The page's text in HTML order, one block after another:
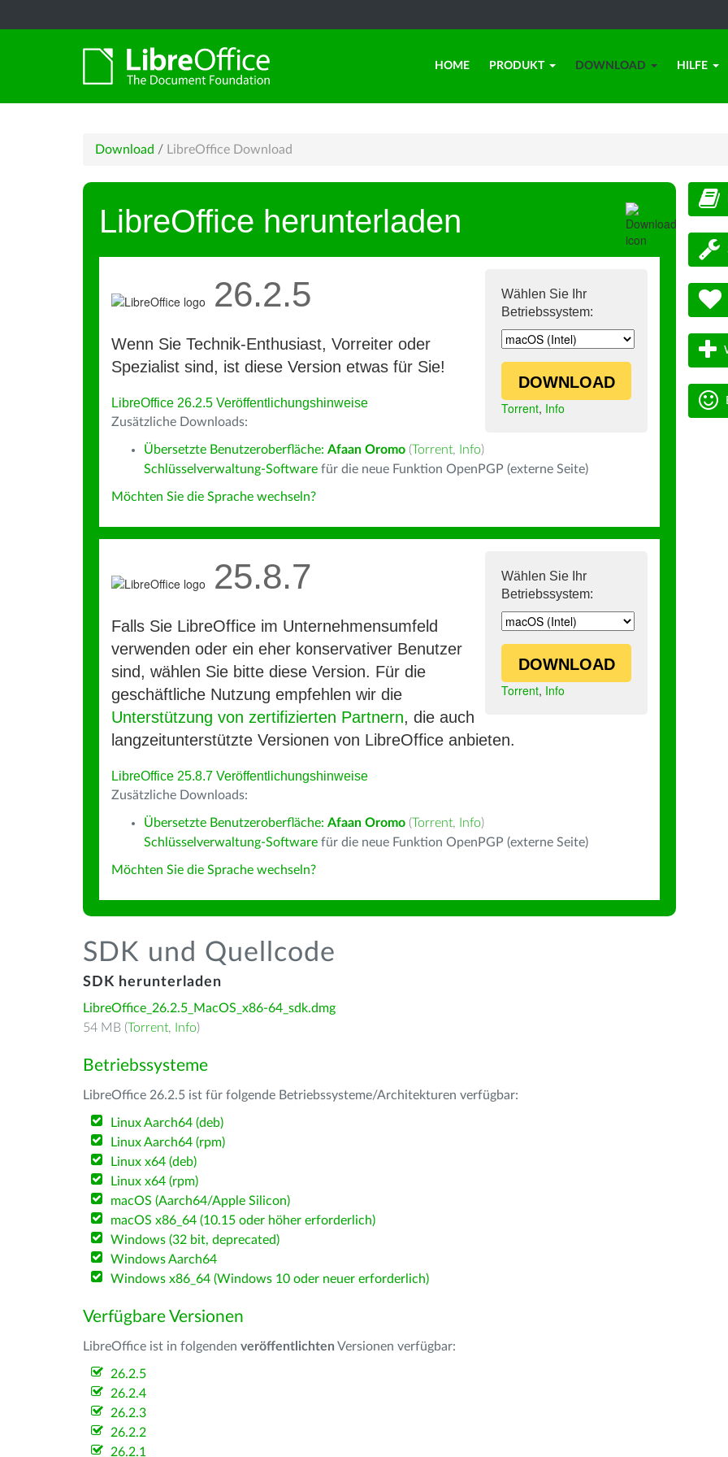
HOME PRODUKT DOWNLOAD HILFE
Download / LibreOffice Download
LibreOffice herunterladen
Wählen Sie Ihr
Betriebssystem:
DOWNLOAD
Torrent, Info
26.2.5
Wenn Sie Technik-Enthusiast, Vorreiter oder
Spezialist sind, ist diese Version etwas für Sie!
LibreOffice 26.2.5 Veröffentlichungshinweise
Zusätzliche Downloads:
Übersetzte Benutzeroberfläche: Afaan Oromo (Torrent, Info)
Schlüsselverwaltung-Software für die neue Funktion OpenPGP (externe Seite)
Möchten Sie die Sprache wechseln?
Wählen Sie Ihr
Betriebssystem:
DOWNLOAD
Torrent, Info
25.8.7
Falls Sie LibreOffice im Unternehmensumfeld
verwenden oder ein eher konservativer Benutzer
sind, wählen Sie bitte diese Version. Für die
geschäftliche Nutzung empfehlen wir die
Unterstützung von zertifizierten Partnern, die auch
langzeitunterstützte Versionen von LibreOffice anbieten.
LibreOffice 25.8.7 Veröffentlichungshinweise
Zusätzliche Downloads:
Übersetzte Benutzeroberfläche: Afaan Oromo (Torrent, Info)
Schlüsselverwaltung-Software für die neue Funktion OpenPGP (externe Seite)
Möchten Sie die Sprache wechseln?
SDK und Quellcode
SDK herunterladen
LibreOffice_26.2.5_MacOS_x86-64_sdk.dmg
54 MB (Torrent, Info)
Betriebssysteme
LibreOffice 26.2.5 ist für folgende Betriebssysteme/Architekturen verfügbar:
Linux Aarch64 (deb)
Linux Aarch64 (rpm)
Linux x64 (deb)
Linux x64 (rpm)
macOS (Aarch64/Apple Silicon)
macOS x86_64 (10.15 oder höher erforderlich)
Windows (32 bit, deprecated)
Windows Aarch64
Windows x86_64 (Windows 10 oder neuer erforderlich)
Verfügbare Versionen
LibreOffice ist in folgenden veröffentlichten Versionen verfügbar:
26.2.5
26.2.4
26.2.3
26.2.2
26.2.1